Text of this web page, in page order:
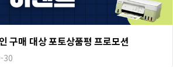
구매 대상 포토상품평 프로모션
30